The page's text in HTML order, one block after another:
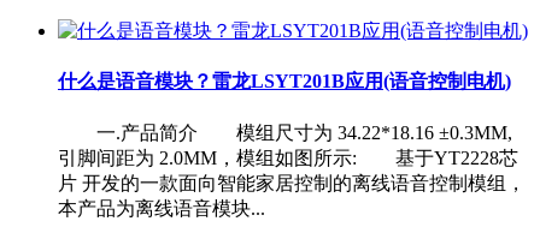
什么是语音模块？雷龙LSYT201B应用(语音控制电机)
一.产品简介 模组尺寸为 34.22*18.16 ±0.3MM,
引脚间距为 2.0MM，模组如图所示: 基于YT2228芯
片 开发的一款面向智能家居控制的离线语音控制模组，
本产品为离线语音模块...